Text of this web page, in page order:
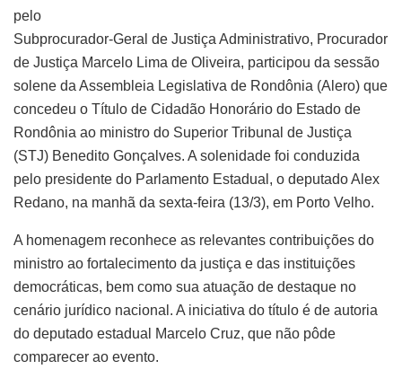
pelo
Subprocurador-Geral de Justiça Administrativo, Procurador
de Justiça Marcelo Lima de Oliveira, participou da sessão
solene da Assembleia Legislativa de Rondônia (Alero) que
concedeu o Título de Cidadão Honorário do Estado de
Rondônia ao ministro do Superior Tribunal de Justiça
(STJ) Benedito Gonçalves. A solenidade foi conduzida
pelo presidente do Parlamento Estadual, o deputado Alex
Redano, na manhã da sexta-feira (13/3), em Porto Velho.
A homenagem reconhece as relevantes contribuições do
ministro ao fortalecimento da justiça e das instituições
democráticas, bem como sua atuação de destaque no
cenário jurídico nacional. A iniciativa do título é de autoria
do deputado estadual Marcelo Cruz, que não pôde
comparecer ao evento.